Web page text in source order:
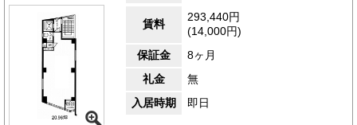
賃料
293,440円
(14,000円)
保証金
8ヶ月
礼金
無
入居時期
即日